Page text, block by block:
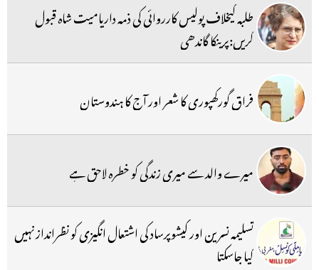
طلبہ کیخلاف پولیس کارروائی کی ذمہ داریامیت شاہ قبول
کریں:پرینکا گاندھی
فراق گورکھپوری کا شعر اور آج کا ہندوستان
میرے والد سے میری زندگی کو خطرہ لاحق ہے
تسلیمہ نسرین اور کیشوپرساد کی اشتعال انگیزی کو نظرانداز نہیں
کیا جاسکتا